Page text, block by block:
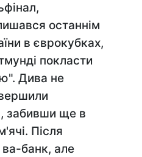
останнім
в єврокубках,
покласти
Дива не
забивши ще в
Після
ва-банк, але